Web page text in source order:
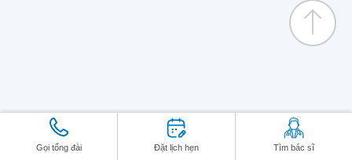
Gọi tổng đài Đặt lịch hẹn Tìm bác sĩ